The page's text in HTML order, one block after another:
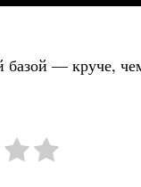
— круче,